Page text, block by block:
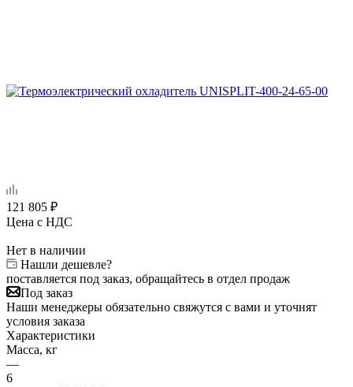
121 805 ₽
Цена с НДС
Нет в наличии
Нашли дешевле?
поставляется под заказ, обращайтесь в отдел продаж
Под заказ
Наши менеджеры обязательно свяжутся с вами и уточнят
условия заказа
Характеристики
Масса, кг
—
6